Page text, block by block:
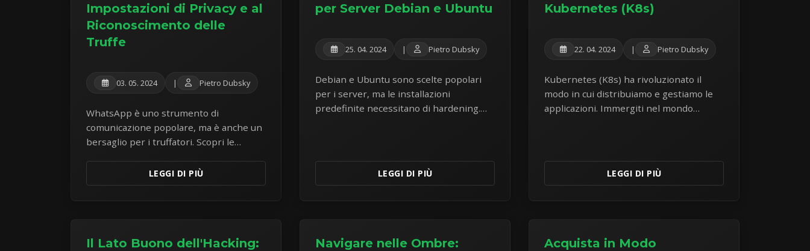
Impostazioni di Privacy e al
Riconoscimento delle
Truffe
03. 05. 2024 | Pietro Dubsky
WhatsApp è uno strumento di
comunicazione popolare, ma è anche un
bersaglio per i truffatori. Scopri le
riconoscere ed evitare le comuni truffe
su WhatsApp.
LEGGI DI PIÙ
per Server Debian e Ubuntu
25. 04. 2024 | Pietro Dubsky
Debian e Ubuntu sono scelte popolari
per i server, ma le installazioni
predefinite necessitano di hardening.
LEGGI DI PIÙ
Kubernetes (K8s)
22. 04. 2024 | Pietro Dubsky
Kubernetes (K8s) ha rivoluzionato il
modo in cui distribuiamo e gestiamo le
applicazioni. Immergiti nel mondo
LEGGI DI PIÙ
Il Lato Buono dell'Hacking:
Navigare nelle Ombre:
Acquista in Modo